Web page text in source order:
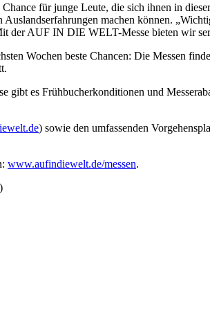
für junge Leute, die sich ihnen in
machen können.
der AUF IN DIE WELT-Messe bieten wir
Wochen beste Chancen: Die Messen
es Frühbucherkonditionen und
) sowie den umfassenden
www.aufindiewelt.de/messen.